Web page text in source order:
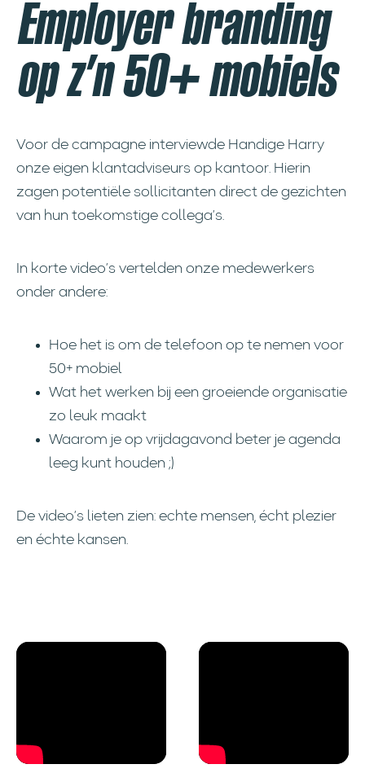
Employer branding
op z’n 50+ mobiels
Voor de campagne interviewde Handige Harry
onze eigen klantadviseurs op kantoor. Hierin
zagen potentiële sollicitanten direct de gezichten
van hun toekomstige collega’s.
In korte video’s vertelden onze medewerkers
onder andere:
Hoe het is om de telefoon op te nemen voor
50+ mobiel
Wat het werken bij een groeiende organisatie
zo leuk maakt
Waarom je op vrijdagavond beter je agenda
leeg kunt houden ;)
De video’s lieten zien: echte mensen, écht plezier
en échte kansen.